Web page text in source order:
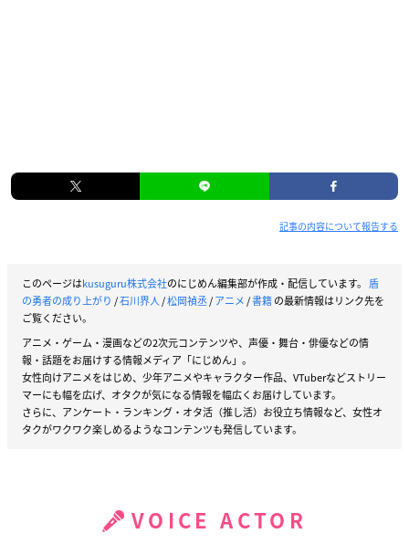
記事の内容について報告する
このページはkusuguru株式会社のにじめん編集部が作成・配信しています。 盾
の勇者の成り上がり /石川界人/松岡禎丞/アニメ/書籍の最新情報はリンク先を
ご覧ください。
アニメ・ゲーム・漫画などの2次元コンテンツや、声優・舞台・俳優などの情
報・話題をお届けする情報メディア「にじめん」。
女性向けアニメをはじめ、少年アニメやキャラクター作品、VTuberなどストリー
マーにも幅を広げ、オタクが気になる情報を幅広くお届けしています。
さらに、アンケート・ランキング・オタ活（推し活）お役立ち情報など、女性オ
タクがワクワク楽しめるようなコンテンツも発信しています。
VOICE ACTOR